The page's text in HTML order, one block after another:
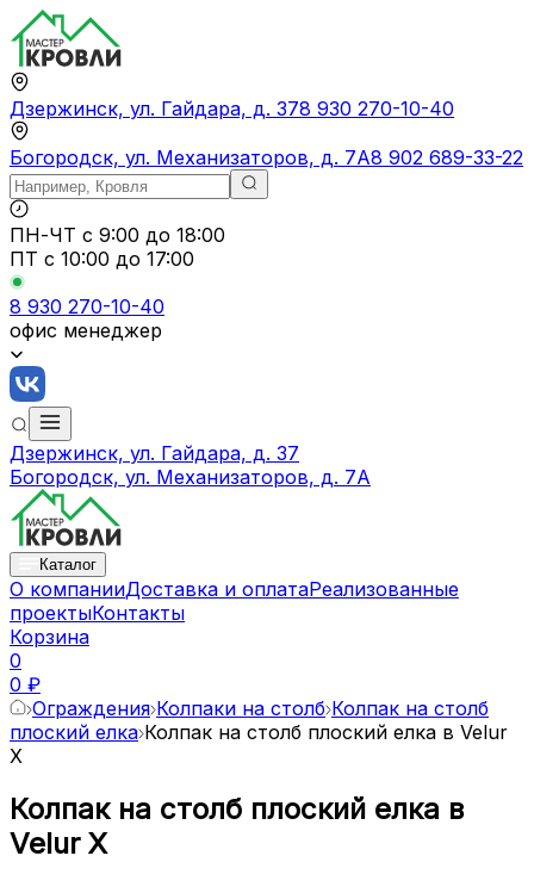
Дзержинск, ул. Гайдара, д. 378 930 270-10-40
Богородск, ул. Механизаторов, д. 7А8 902 689-33-22
ПН-ЧТ с 9:00 до 18:00
ПТ с 10:00 до 17:00
8 930 270-10-40
офис менеджер
Дзержинск, ул. Гайдара, д. 37
Богородск, ул. Механизаторов, д. 7А
Каталог
О компанииДоставка и оплатаРеализованные
проектыКонтакты
Корзина
0
0 ₽
Ограждения Колпаки на столб Колпак на столб
плоский елка Колпак на столб плоский елка в Velur
X
Колпак на столб плоский елка в
Velur X